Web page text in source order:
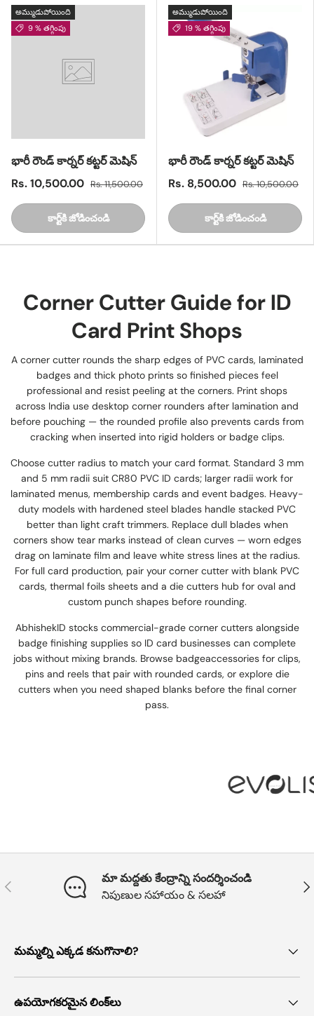
అమ్ముడుపోయింది
9 % తగ్గింపు
భారీ రౌండ్ కార్నర్ కట్టర్ మెషిన్
Rs. 10,500.00 Rs. 11,500.00
కార్ట్‌కి జోడించండి
అమ్ముడుపోయింది
19 % తగ్గింపు
భారీ రౌండ్ కార్నర్ కట్టర్ మెషిన్
Rs. 8,500.00 Rs. 10,500.00
కార్ట్‌కి జోడించండి
Corner Cutter Guide for ID
Card Print Shops
A corner cutter rounds the sharp edges of PVC cards, laminated
badges and thick photo prints so finished pieces feel
professional and resist peeling at the corners. Print shops
across India use desktop corner rounders after lamination and
before pouching — the rounded profile also prevents cards from
cracking when inserted into rigid holders or badge clips.
Choose cutter radius to match your card format. Standard 3 mm
and 5 mm radii suit CR80 PVC ID cards; larger radii work for
laminated menus, membership cards and event badges. Heavy-
duty models with hardened steel blades handle stacked PVC
better than light craft trimmers. Replace dull blades when
corners show tear marks instead of clean curves — worn edges
drag on laminate film and leave white stress lines at the radius.
For full card production, pair your corner cutter with blank PVC
cards, thermal foils sheets and a die cutters hub for oval and
custom punch shapes before rounding.
AbhishekID stocks commercial-grade corner cutters alongside
badge finishing supplies so ID card businesses can complete
jobs without mixing brands. Browse badgeaccessories for clips,
pins and reels that pair with rounded cards, or explore die
cutters when you need shaped blanks before the final corner
pass.
మునుపటి
మా మద్దతు కేంద్రాన్ని సందర్శించండి
నిపుణుల సహాయం & సలహా
మమ్మల్ని ఎక్కడ కనుగొనాలి?
ఉపయోగకరమైన లింక్‌లు